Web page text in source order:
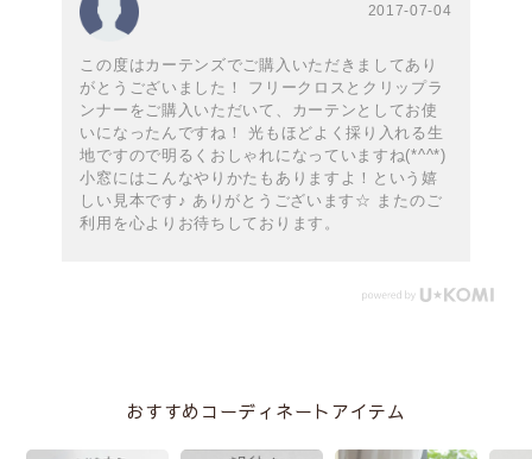
2017-07-04
この度はカーテンズでご購入いただきましてあり
がとうございました！ フリークロスとクリップラ
ンナーをご購入いただいて、カーテンとしてお使
いになったんですね！ 光もほどよく採り入れる生
地ですので明るくおしゃれになっていますね(*^^*)
小窓にはこんなやりかたもありますよ！という嬉
しい見本です♪ ありがとうございます☆ またのご
利用を心よりお待ちしております。
おすすめコーディネートアイテム